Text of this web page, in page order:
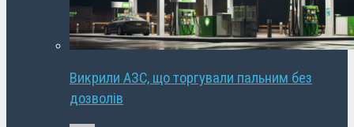
Викрили АЗС, що торгували пальним без
дозволів